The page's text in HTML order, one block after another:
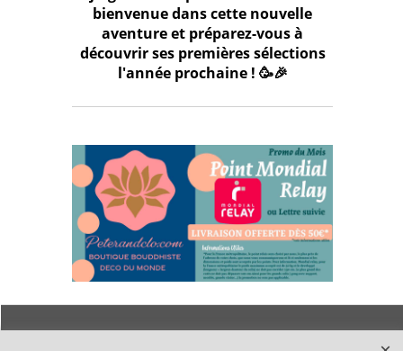
bienvenue dans cette nouvelle
aventure et préparez-vous à
découvrir ses premières sélections
l'année prochaine ! 🥳🎉